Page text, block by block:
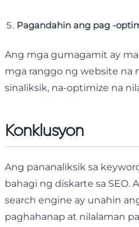
Pagandahin ang pag -
Ang mga gumagamit ay
mga ranggo ng website na
sinaliksik, na-optimize na
Konklusyon
Ang pananaliksik sa
bahagi ng diskarte sa SEO.
search engine ay unahin
paghahanap at nilalaman